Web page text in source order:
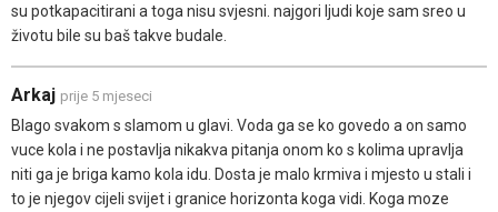
su potkapacitirani a toga nisu svjesni. najgori ljudi koje sam sreo u
životu bile su baš takve budale.
Arkaj prije 5 mjeseci
Blago svakom s slamom u glavi. Voda ga se ko govedo a on samo
vuce kola i ne postavlja nikakva pitanja onom ko s kolima upravlja
niti ga je briga kamo kola idu. Dosta je malo krmiva i mjesto u stali i
to je njegov cijeli svijet i granice horizonta koga vidi. Koga moze